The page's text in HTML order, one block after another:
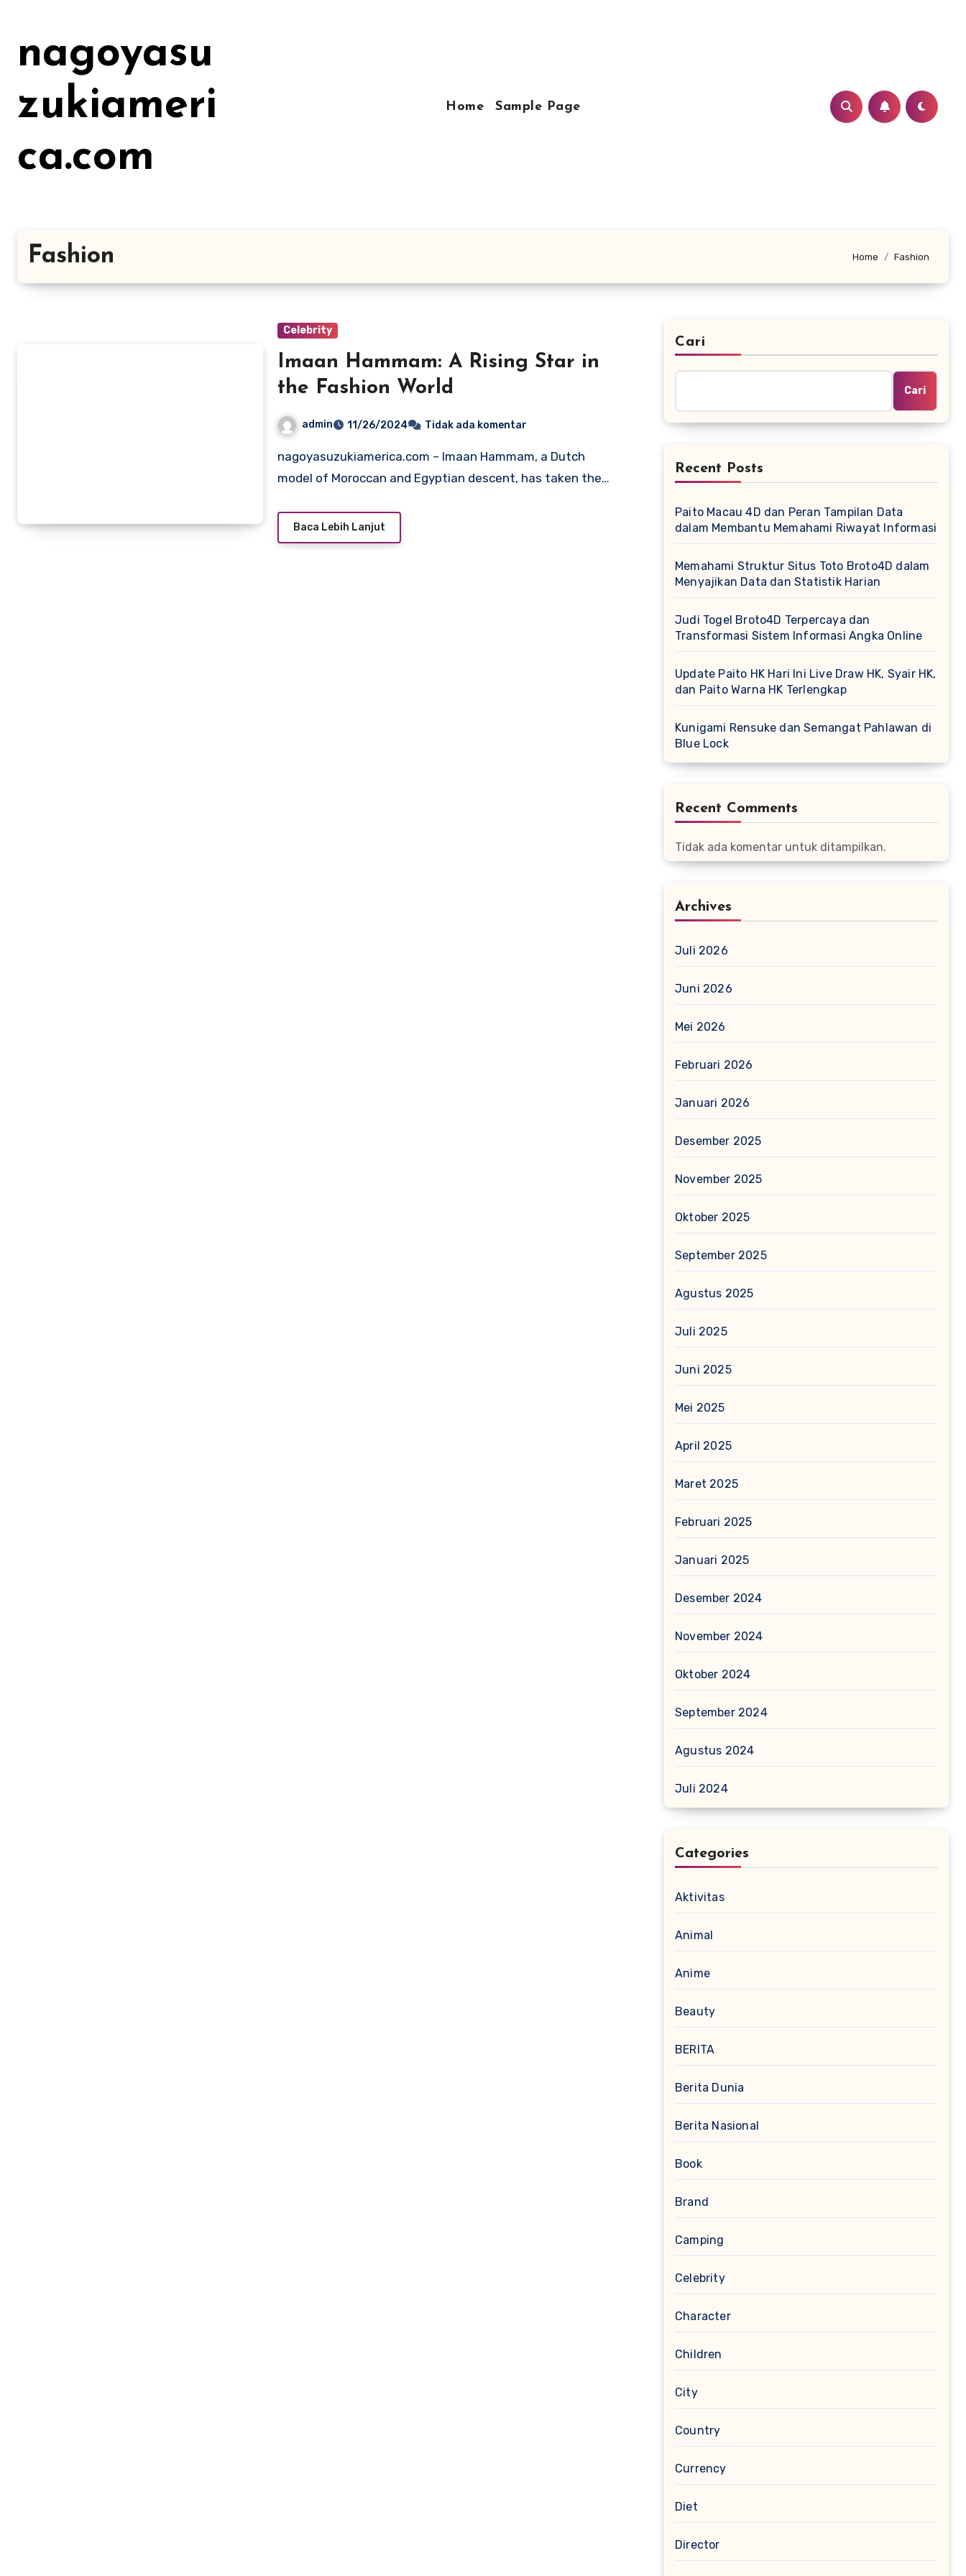
kontennagoyasu
zukiameri
ca.com
Home Sample Page
Fashion Home Fashion
Celebrity
Imaan Hammam: A Rising Star in
the Fashion World
admin 11/26/2024 Tidak ada komentar
nagoyasuzukiamerica.com – Imaan Hammam, a Dutch
model of Moroccan and Egyptian descent, has taken the…
Baca Lebih Lanjut
Cari
Cari
Recent Posts
Paito Macau 4D dan Peran Tampilan Data
dalam Membantu Memahami Riwayat Informasi
Memahami Struktur Situs Toto Broto4D dalam
Menyajikan Data dan Statistik Harian
Judi Togel Broto4D Terpercaya dan
Transformasi Sistem Informasi Angka Online
Update Paito HK Hari Ini Live Draw HK, Syair HK,
dan Paito Warna HK Terlengkap
Kunigami Rensuke dan Semangat Pahlawan di
Blue Lock
Recent Comments
Tidak ada komentar untuk ditampilkan.
Archives
Juli 2026
Juni 2026
Mei 2026
Februari 2026
Januari 2026
Desember 2025
November 2025
Oktober 2025
September 2025
Agustus 2025
Juli 2025
Juni 2025
Mei 2025
April 2025
Maret 2025
Februari 2025
Januari 2025
Desember 2024
November 2024
Oktober 2024
September 2024
Agustus 2024
Juli 2024
Categories
Aktivitas
Animal
Anime
Beauty
BERITA
Berita Dunia
Berita Nasional
Book
Brand
Camping
Celebrity
Character
Children
City
Country
Currency
Diet
Director